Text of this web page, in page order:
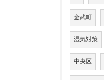
金武町
湿気対策
中央区